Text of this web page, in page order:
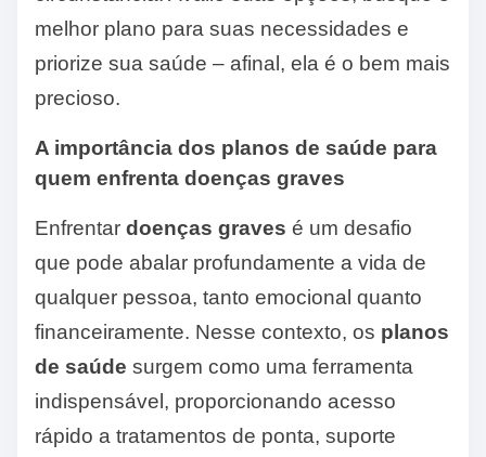
melhor plano para suas necessidades e
priorize sua saúde – afinal, ela é o bem mais
precioso.
A importância dos planos de saúde para
quem enfrenta doenças graves
Enfrentar doenças graves é um desafio
que pode abalar profundamente a vida de
qualquer pessoa, tanto emocional quanto
financeiramente. Nesse contexto, os planos
de saúde surgem como uma ferramenta
indispensável, proporcionando acesso
rápido a tratamentos de ponta, suporte